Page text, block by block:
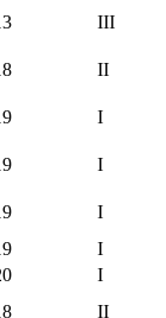
III
II
I
I
I
I
I
II